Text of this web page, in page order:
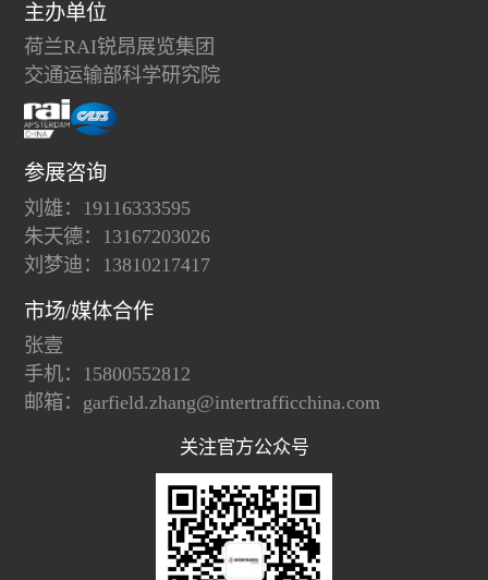
主办单位
荷兰RAI锐昂展览集团
交通运输部科学研究院
参展咨询
刘雄：19116333595
朱天德：13167203026
刘梦迪：13810217417
市场/媒体合作
张壹
手机：15800552812
邮箱：garfield.zhang@intertrafficchina.com
关注官方公众号